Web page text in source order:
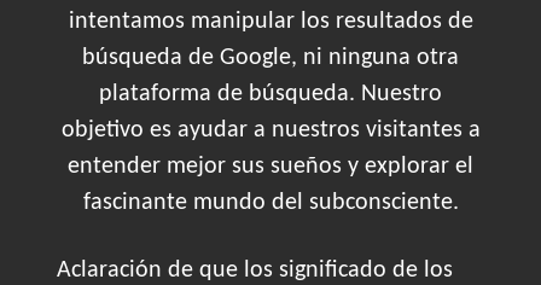
intentamos manipular los resultados de
búsqueda de Google, ni ninguna otra
plataforma de búsqueda. Nuestro
objetivo es ayudar a nuestros visitantes a
entender mejor sus sueños y explorar el
fascinante mundo del subconsciente.
Aclaración de que los significado de los